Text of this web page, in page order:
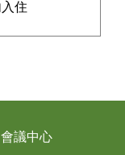
住
會議中心